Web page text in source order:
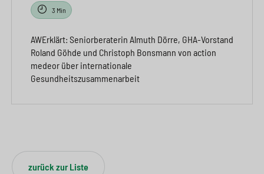
3 Min
AWErklärt: Seniorberaterin Almuth Dörre, GHA-Vorstand
Roland Göhde und Christoph Bonsmann von action
medeor über internationale
Gesundheitszusammenarbeit
zurück zur Liste